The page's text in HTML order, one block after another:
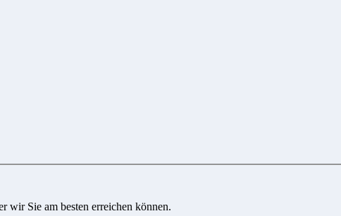
wir Sie am besten erreichen können.